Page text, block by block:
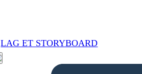
LAG ET STORYBOARD